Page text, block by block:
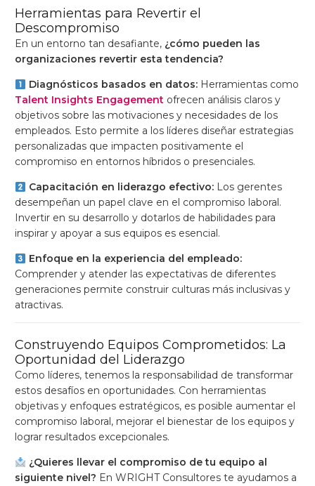
Herramientas para Revertir el
Descompromiso
En un entorno tan desafiante, ¿cómo pueden las
organizaciones revertir esta tendencia?
Diagnósticos basados en datos: Herramientas como
Talent Insights Engagement ofrecen análisis claros y
objetivos sobre las motivaciones y necesidades de los
empleados. Esto permite a los líderes diseñar estrategias
personalizadas que impacten positivamente el
compromiso en entornos híbridos o presenciales.
Capacitación en liderazgo efectivo: Los gerentes
desempeñan un papel clave en el compromiso laboral.
Invertir en su desarrollo y dotarlos de habilidades para
inspirar y apoyar a sus equipos es esencial.
Enfoque en la experiencia del empleado:
Comprender y atender las expectativas de diferentes
generaciones permite construir culturas más inclusivas y
atractivas.
Construyendo Equipos Comprometidos: La
Oportunidad del Liderazgo
Como líderes, tenemos la responsabilidad de transformar
estos desafíos en oportunidades. Con herramientas
objetivas y enfoques estratégicos, es posible aumentar el
compromiso laboral, mejorar el bienestar de los equipos y
lograr resultados excepcionales.
¿Quieres llevar el compromiso de tu equipo al
siguiente nivel? En WRIGHT Consultores te ayudamos a